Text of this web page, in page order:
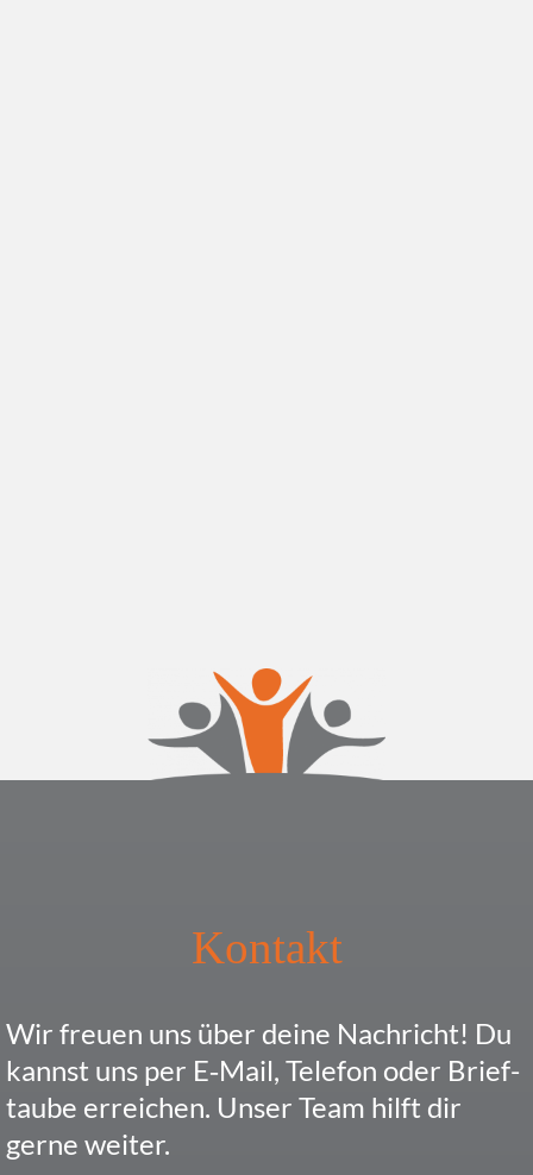
Kontakt
Wir freuen uns über deine Nach­richt! Du
kannst uns per E‑Mail, Telefon oder Brief­
taube errei­chen. Unser Team hilft dir
gerne weiter.